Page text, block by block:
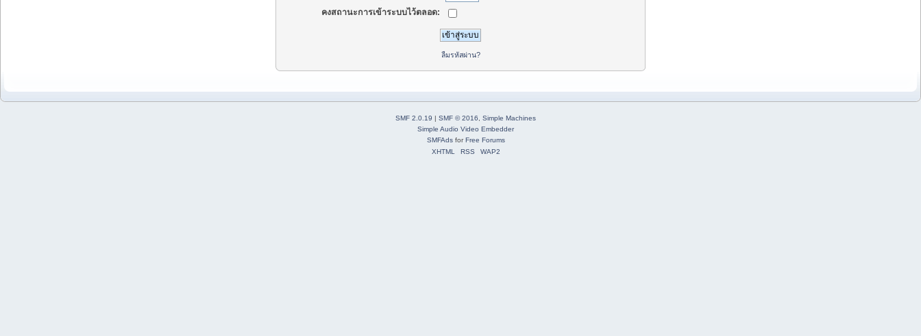
คงสถานะการเข้าระบบไว้ตลอด:
ลืมรหัสผ่าน?
SMF 2.0.19 SMF © 2016, Simple Machines
Simple Audio Video Embedder
SMFAdsfor Free Forums
XHTML
RSS WAP2